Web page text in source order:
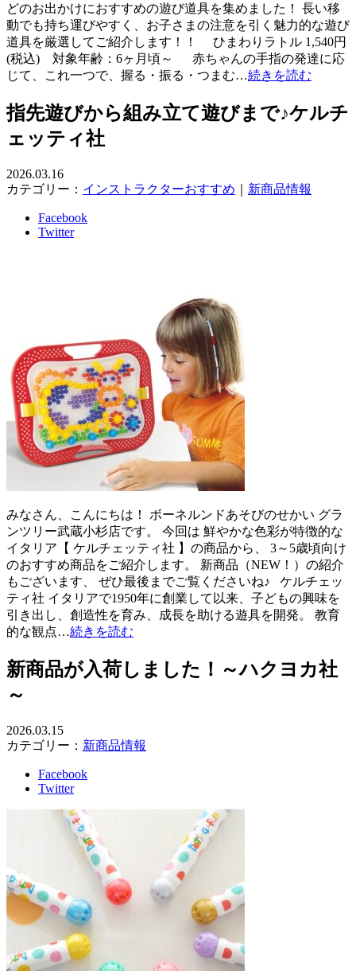
どのお出かけにおすすめの遊び道具を集めました！ 長い移
動でも持ち運びやすく、お子さまの注意を引く魅力的な遊び
道具を厳選してご紹介します！！ ひまわりラトル 1,540円
(税込) 対象年齢：6ヶ月頃～ 赤ちゃんの手指の発達に応
じて、これ一つで、握る・振る・つまむ…続きを読む
指先遊びから組み立て遊びまで♪ケルチ
ェッティ社
2026.03.16
カテゴリー： インストラクターおすすめ 新商品情報
Facebook
Twitter
みなさん、こんにちは！ ボーネルンドあそびのせかい グラ
ンツリー武蔵小杉店です。 今回は 鮮やかな色彩が特徴的な
イタリア【 ケルチェッティ社 】の商品から、 3～5歳頃向け
のおすすめ商品をご紹介します。 新商品（NEW！）の紹介
もございます、 ぜひ最後までご覧くださいね♪ ケルチェッ
ティ社 イタリアで1950年に創業して以来、子どもの興味を
引き出し、創造性を育み、成長を助ける遊具を開発。 教育
的な観点…続きを読む
新商品が入荷しました！～ハクヨカ社
～
2026.03.15
カテゴリー： 新商品情報
Facebook
Twitter